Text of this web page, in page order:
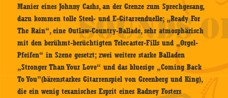
Manier eines Johnny Cashs, an der Grenze zum Sprechgesang,
dazu kommen tolle Steel- und E-Gitarrenduelle; „Ready For
The Rain“, eine Outlaw-Country-Ballade, sehr atmosphärisch
mit den berühmt-berüchtigten Telecaster-Fills und „Orgel-
Pfeifen“ in Szene gesetzt; zwei weitere starke Balladen
„Stronger Than Your Love“ und das bluesige „Coming Back
To You”(bärenstarkes Gitarrenspiel von Greenberg und King),
die ein wenig texanisches Esprit eines Radney Fosters